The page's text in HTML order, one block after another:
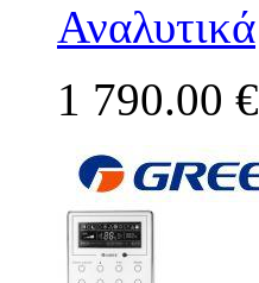
Αναλυτικά
1 790.00 €